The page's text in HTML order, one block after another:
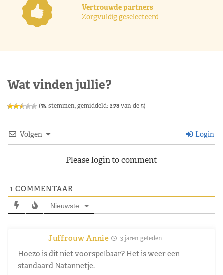
Vertrouwde partners
Zorgvuldig geselecteerd
Wat vinden jullie?
(74stemmen, gemiddeld: 2,78van de 5)
Volgen Login
Please login to comment
1 COMMENTAAR
Nieuwste
Juffrouw Annie 3 jaren geleden
Hoezo is dit niet voorspelbaar? Het is weer een
standaard Natannetje.